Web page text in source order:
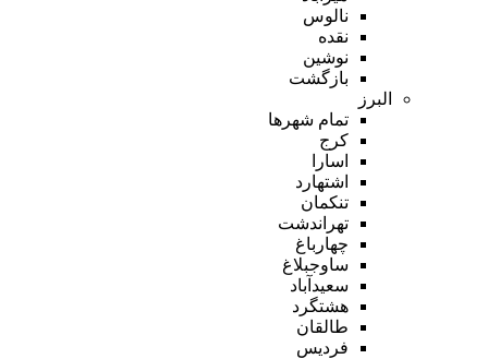
نالوس
نقده
نوشین
بازگشت
البرز
تمام شهر‌ها
کرج
اسارا
اشتهارد
تنکمان
تهراندشت
چهارباغ
ساوجبلاغ
سعیدآباد
هشتگرد
طالقان
فردیس